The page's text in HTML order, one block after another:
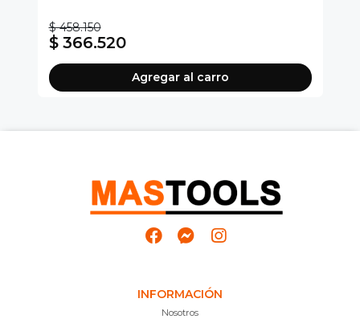
$ 458.150
$ 366.520
Agregar al carro
INFORMACIÓN
Nosotros